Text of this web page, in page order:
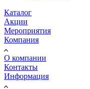
Каталог
Акции
Мероприятия
Компания
О компании
Контакты
Информация